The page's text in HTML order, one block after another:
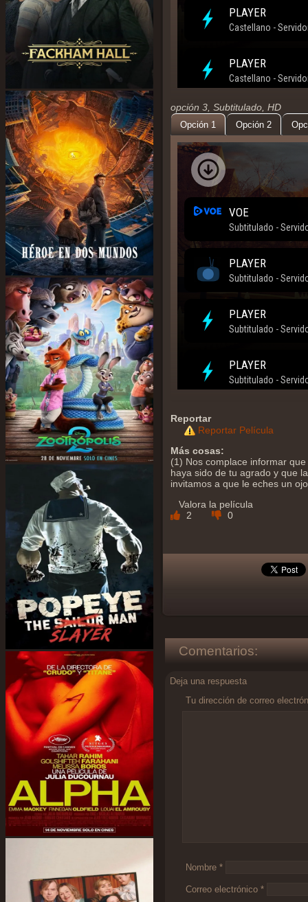
opción 3, Subtitulado, HD
Opción 1 Opción 2
Reportar
Reportar Película
Más cosas:
(1) Nos complace informar
haya sido de tu agrado y que
invitamos a que le eches un
Valora la película
2
0
Comentarios:
Deja una respuesta
Tu dirección de correo
Nombre *
Correo electrónico *